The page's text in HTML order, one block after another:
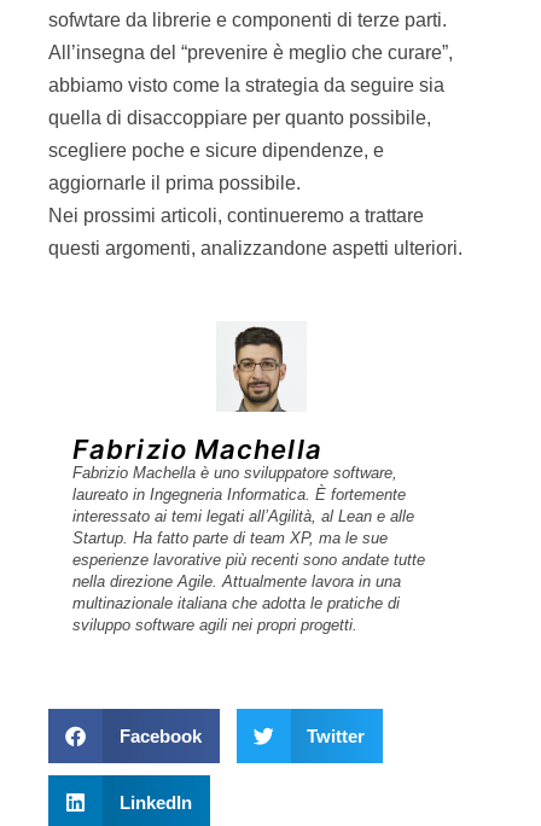
sofwtare da librerie e componenti di terze parti.
All’insegna del “prevenire è meglio che curare”,
abbiamo visto come la strategia da seguire sia
quella di disaccoppiare per quanto possibile,
scegliere poche e sicure dipendenze, e
aggiornarle il prima possibile.
Nei prossimi articoli, continueremo a trattare
questi argomenti, analizzandone aspetti ulteriori.
Fabrizio Machella
Fabrizio Machella è uno sviluppatore software,
laureato in Ingegneria Informatica. È fortemente
interessato ai temi legati all’Agilità, al Lean e alle
Startup. Ha fatto parte di team XP, ma le sue
esperienze lavorative più recenti sono andate tutte
nella direzione Agile. Attualmente lavora in una
multinazionale italiana che adotta le pratiche di
sviluppo software agili nei propri progetti.
Facebook Twitter
LinkedIn